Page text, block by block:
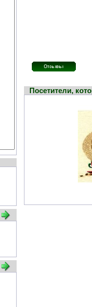
Посетители,